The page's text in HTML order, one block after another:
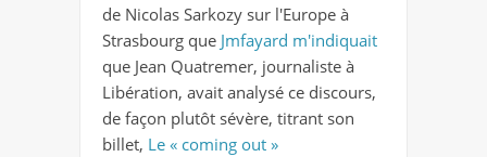
de
sarkozy
de Nicolas Sarkozy sur l'Europe à
Strasbourg que Jmfayard m'indiquait
que Jean Quatremer, journaliste à
Libération, avait analysé ce discours,
de façon plutôt sévère, titrant son
billet, Le « coming out »